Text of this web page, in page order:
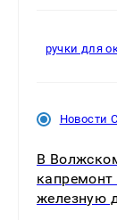
ручки для
Новости
В
капремонт
железную